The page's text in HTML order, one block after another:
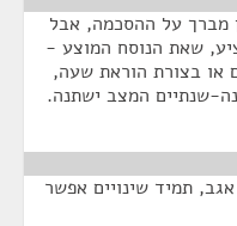
מברך על ההסכמה, אבל
שאת הנוסח המוצע -
או בצורת הוראת שעה,
שנתיים המצב ישתנה.
תמיד שינויים אפשר